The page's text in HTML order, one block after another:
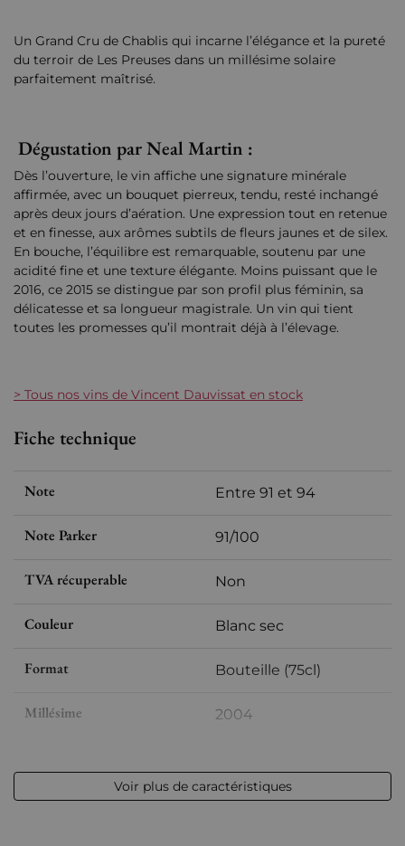
Un Grand Cru de Chablis qui incarne l’élégance et la pureté
du terroir de Les Preuses dans un millésime solaire
parfaitement maîtrisé.
Dégustation par Neal Martin :
Dès l’ouverture, le vin affiche une signature minérale
affirmée, avec un bouquet pierreux, tendu, resté inchangé
après deux jours d’aération. Une expression tout en retenue
et en finesse, aux arômes subtils de fleurs jaunes et de silex.
En bouche, l’équilibre est remarquable, soutenu par une
acidité fine et une texture élégante. Moins puissant que le
2016, ce 2015 se distingue par son profil plus féminin, sa
délicatesse et sa longueur magistrale. Un vin qui tient
toutes les promesses qu’il montrait déjà à l’élevage.
> Tous nos vins de Vincent Dauvissat en stock
Fiche technique
Note Entre 91 et 94
Note Parker 91/100
TVA récuperable Non
Couleur Blanc sec
Format Bouteille (75cl)
Millésime 2004
Appellation Chablis
Voir plus de caractéristiques